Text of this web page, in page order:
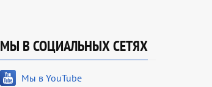
МЫ В СОЦИАЛЬНЫХ СЕТЯХ
Мы в YouTube